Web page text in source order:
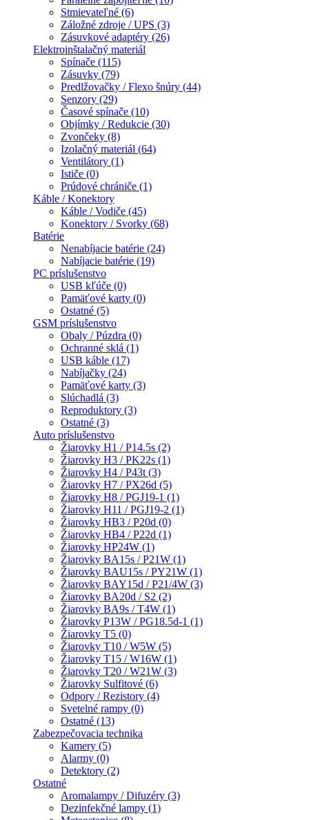
Stmievateľné (6)
Záložné zdroje / UPS (3)
Zásuvkové adaptéry (26)
Elektroinštalačný materiál
Spínače (115)
Zásuvky (79)
Predlžovačky / Flexo šnúry (44)
Senzory (29)
Časové spínače (10)
Objímky / Redukcie (30)
Zvončeky (8)
Izolačný materiál (64)
Ventilátory (1)
Ističe (0)
Prúdové chrániče (1)
Káble / Konektory
Káble / Vodiče (45)
Konektory / Svorky (68)
Batérie
Nenabíjacie batérie (24)
Nabíjacie batérie (19)
PC príslušenstvo
USB kľúče (0)
Pamäťové karty (0)
Ostatné (5)
GSM príslušenstvo
Obaly / Púzdra (0)
Ochranné sklá (1)
USB káble (17)
Nabíjačky (24)
Pamäťové karty (3)
Slúchadlá (3)
Reproduktory (3)
Ostatné (3)
Auto príslušenstvo
Žiarovky H1 / P14.5s (2)
Žiarovky H3 / PK22s (1)
Žiarovky H4 / P43t (3)
Žiarovky H7 / PX26d (5)
Žiarovky H8 / PGJ19-1 (1)
Žiarovky H11 / PGJ19-2 (1)
Žiarovky HB3 / P20d (0)
Žiarovky HB4 / P22d (1)
Žiarovky HP24W (1)
Žiarovky BA15s / P21W (1)
Žiarovky BAU15s / PY21W (1)
Žiarovky BAY15d / P21/4W (3)
Žiarovky BA20d / S2 (2)
Žiarovky BA9s / T4W (1)
Žiarovky P13W / PG18.5d-1 (1)
Žiarovky T5 (0)
Žiarovky T10 / W5W (5)
Žiarovky T15 / W16W (1)
Žiarovky T20 / W21W (3)
Žiarovky Sulfitové (6)
Odpory / Rezistory (4)
Svetelné rampy (0)
Ostatné (13)
Zabezpečovacia technika
Kamery (5)
Alarmy (0)
Detektory (2)
Ostatné
Aromalampy / Difuzéry (3)
Dezinfekčné lampy (1)